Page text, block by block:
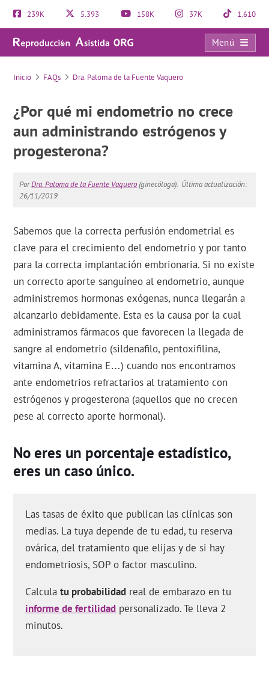
239K 5.393 158K 37K 1.610
Menú
FAQs
Inicio FAQs Dra. Paloma de la Fuente Vaquero
¿Por qué mi endometrio no crece
aun administrando estrógenos y
progesterona?
PorDra. Paloma de la Fuente Vaquero(ginecóloga). Última actualización:
26/11/2019
Sabemos que la correcta perfusión endometrial es
clave para el crecimiento del endometrio y por tanto
para la correcta implantación embrionaria. Si no existe
un correcto aporte sanguíneo al endometrio, aunque
administremos hormonas exógenas, nunca llegarán a
alcanzarlo debidamente. Esta es la causa por la cual
administramos fármacos que favorecen la llegada de
sangre al endometrio (sildenafilo, pentoxifilina,
vitamina A, vitamina E…) cuando nos encontramos
ante endometrios refractarios al tratamiento con
estrógenos y progesterona (aquellos que no crecen
pese al correcto aporte hormonal).
No eres un porcentaje estadístico,
eres un caso único.
Las tasas de éxito que publican las clínicas son
medias. La tuya depende de tu edad, tu reserva
ovárica, del tratamiento que elijas y de si hay
endometriosis, SOP o factor masculino.
Calculatu probabilidad real de embarazo en tu
informe de fertilidad personalizado. Te lleva 2
minutos.